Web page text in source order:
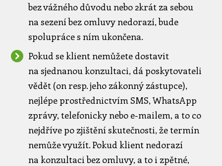
bez vážného důvodu nebo 2krát za sebou
na sezení bez omluvy nedorazí, bude
spolupráce s ním ukončena.
Pokud se klient nemůžete dostavit
na sjednanou konzultaci, dá poskytovateli
vědět (on resp. jeho zákonný zástupce),
nejlépe prostřednictvím SMS, WhatsApp
zprávy, telefonicky nebo e-mailem, a to co
nejdříve po zjištění skutečnosti, že termín
nemůže využít. Pokud klient nedorazí
na konzultaci bez omluvy, a to i zpětné,